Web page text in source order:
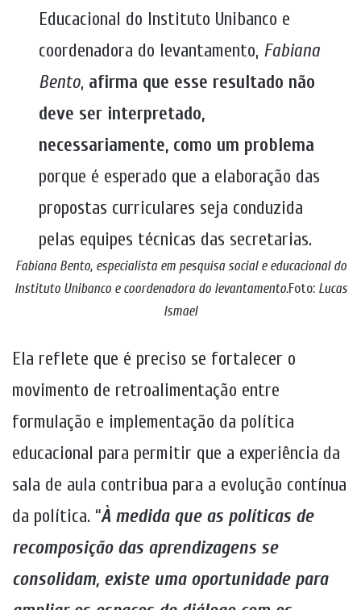
Educacional do Instituto Unibanco e
coordenadora do levantamento, Fabiana
Bento, afirma que esse resultado não
deve ser interpretado,
necessariamente, como um problema
porque é esperado que a elaboração das
propostas curriculares seja conduzida
pelas equipes técnicas das secretarias.
Fabiana Bento, especialista em pesquisa social e educacional do
Instituto Unibanco e coordenadora do levantamento.Foto:Lucas
Ismael
Ela reflete que é preciso se fortalecer o
movimento de retroalimentação entre
formulação e implementação da política
educacional para permitir que a experiência da
sala de aula contribua para a evolução contínua
da política. “À medida que as políticas de
recomposição das aprendizagens se
consolidam, existe uma oportunidade para